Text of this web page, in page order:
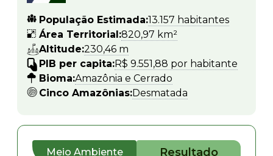
População Estimada:13.157 habitantes
Área Territorial:820,97 km²
Altitude:230,46 m
PIB per capita:R$ 9.551,88 por habitante
Bioma:Amazônia e Cerrado
Cinco Amazônias:Desmatada
Meio Ambiente Resultado